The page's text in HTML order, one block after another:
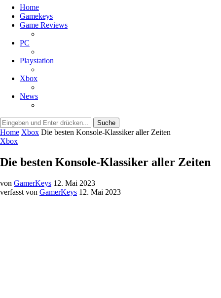
Home
Gamekeys
Game Reviews
PC
Playstation
Xbox
News
Suche
Home Xbox Die besten Konsole-Klassiker aller Zeiten
Xbox
Die besten Konsole-Klassiker aller Zeiten
von GamerKeys 12. Mai 2023
verfasst von GamerKeys 12. Mai 2023